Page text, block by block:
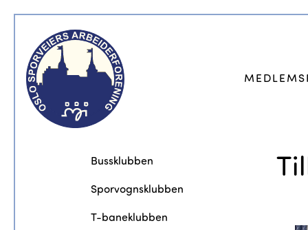
Bussklubben
Sporvognsklubben
T-baneklubben